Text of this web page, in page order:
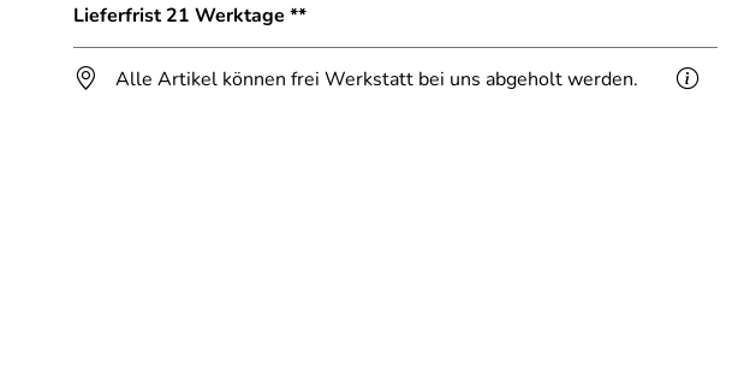
Lieferfrist 21 Werktage **
Alle Artikel können frei Werkstatt bei uns abgeholt werden.